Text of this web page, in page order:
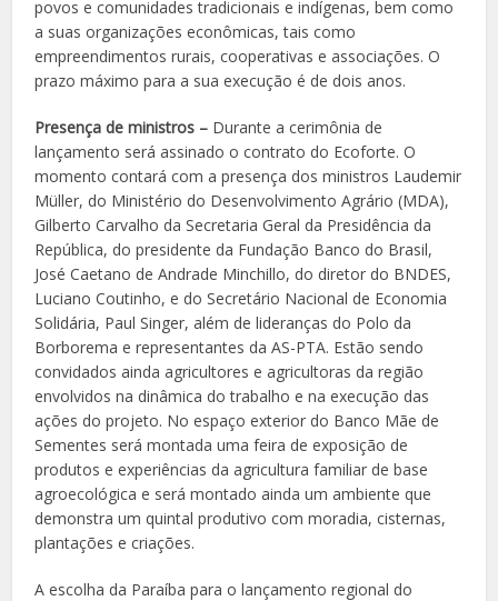
povos e comunidades tradicionais e indígenas, bem como
a suas organizações econômicas, tais como
empreendimentos rurais, cooperativas e associações. O
prazo máximo para a sua execução é de dois anos.
Presença de ministros – Durante a cerimônia de
lançamento será assinado o contrato do Ecoforte. O
momento contará com a presença dos ministros Laudemir
Müller, do Ministério do Desenvolvimento Agrário (MDA),
Gilberto Carvalho da Secretaria Geral da Presidência da
República, do presidente da Fundação Banco do Brasil,
José Caetano de Andrade Minchillo, do diretor do BNDES,
Luciano Coutinho, e do Secretário Nacional de Economia
Solidária, Paul Singer, além de lideranças do Polo da
Borborema e representantes da AS-PTA. Estão sendo
convidados ainda agricultores e agricultoras da região
envolvidos na dinâmica do trabalho e na execução das
ações do projeto. No espaço exterior do Banco Mãe de
Sementes será montada uma feira de exposição de
produtos e experiências da agricultura familiar de base
agroecológica e será montado ainda um ambiente que
demonstra um quintal produtivo com moradia, cisternas,
plantações e criações.
A escolha da Paraíba para o lançamento regional do